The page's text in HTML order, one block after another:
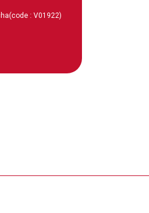
(code : V01922)